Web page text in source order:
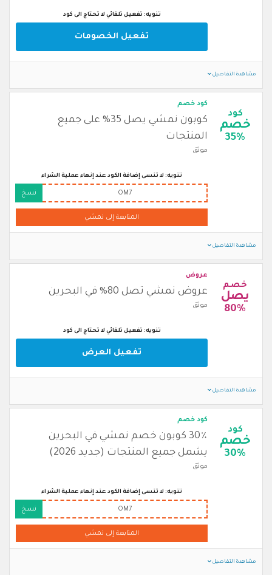
تنويه: تفعيل تلقائي لا تحتاج الى كود
تفعيل الخصومات
مشاهدة التفاصيل
كود
خصم
35%
كود خصم
كوبون نمشي يصل 35% على جميع
المنتجات
موثق
تنويه: لا تنسى إضافة الكود عند إنهاء عملية الشراء
OM7 نسخ
المتابعة إلى نمشي
مشاهدة التفاصيل
خصم
يصل
80%
عروض
عروض نمشي تصل 80% في البحرين
موثق
تنويه: تفعيل تلقائي لا تحتاج الى كود
تفعيل العرض
مشاهدة التفاصيل
كود
خصم
30%
كود خصم
30٪ كوبون خصم نمشي في البحرين
يشمل جميع المنتجات (جديد 2026)
موثق
تنويه: لا تنسى إضافة الكود عند إنهاء عملية الشراء
OM7 نسخ
المتابعة إلى نمشي
مشاهدة التفاصيل